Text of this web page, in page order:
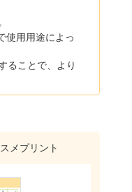
使用用途によっ
ることで、より
メプリント